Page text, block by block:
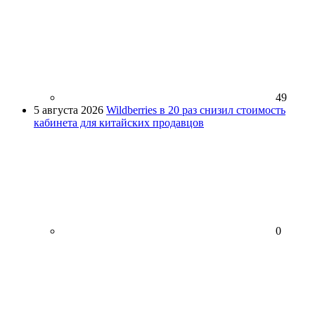
49
5 августа 2026 Wildberries в 20 раз снизил стоимость
кабинета для китайских продавцов
0